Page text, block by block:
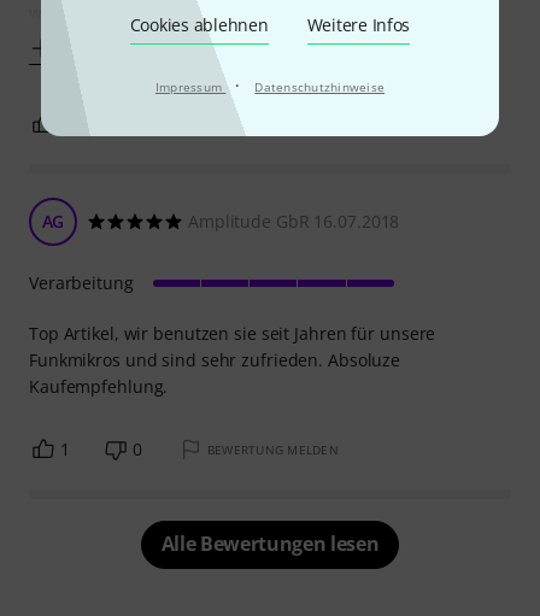
Cookies ablehnen Weitere Infos
Impressum · Datenschutzhinweise
wurde. Ich konnte ihn am
Mehr anzeigen
BEWERTUNG MELDEN
AG Amplitude GbR 16.07.2018
Top Artikel, wir benutzen sie seit Jahren für unsere
Funkmikros und sind sehr zufrieden. Absoluze
Kaufempfehlung.
Verarbeitung
1 0 BEWERTUNG MELDEN
Alle Bewertungen lesen